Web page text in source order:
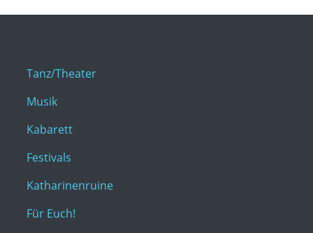
Tanz/Theater
Musik
Kabarett
Festivals
Katharinenruine
Für Euch!